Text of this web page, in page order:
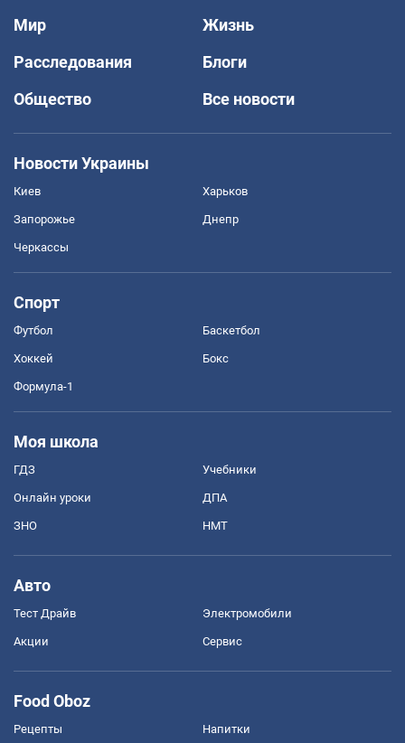
Мир
Жизнь
Расследования
Блоги
Общество
Все новости
Новости Украины
Киев Харьков
Запорожье Днепр
Черкассы
Спорт
Футбол Баскетбол
Хоккей Бокс
Формула-1
Моя школа
ГДЗ Учебники
Онлайн уроки ДПА
ЗНО НМТ
Авто
Тест Драйв Электромобили
Акции Сервис
Food Oboz
Рецепты Напитки